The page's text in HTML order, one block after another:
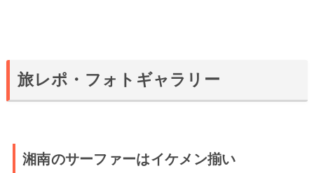
旅レポ・フォトギャラリー
湘南のサーファーはイケメン揃い